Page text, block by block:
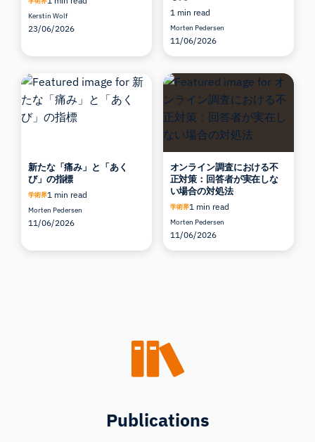
Kerstin Wolf
23/06/2026
1 min read
Morten Pedersen
11/06/2026
新たな「痛み」と「あく
び」の指標
学術界1 min read
Morten Pedersen
11/06/2026
オンライン調査における不
正対策：回答者が実在しな
い場合の対処法
学術界1 min read
Morten Pedersen
11/06/2026
Publications